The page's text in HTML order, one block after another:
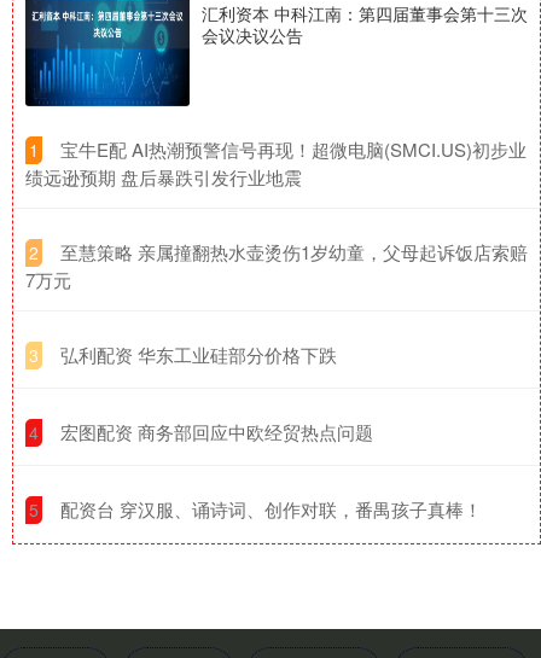
汇利资本 中科江南：第四届董事会第十三次
会议决议公告
1
​宝牛E配 AI热潮预警信号再现！超微电脑(SMCI.US)初步业
绩远逊预期 盘后暴跌引发行业地震
2
​至慧策略 亲属撞翻热水壶烫伤1岁幼童，父母起诉饭店索赔
7万元
3 ​弘利配资 华东工业硅部分价格下跌
4 ​宏图配资 商务部回应中欧经贸热点问题
5 ​配资台 穿汉服、诵诗词、创作对联，番禺孩子真棒！